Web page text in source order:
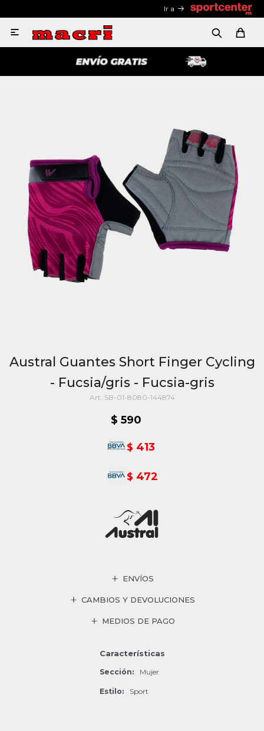
Ir a

Austral Guantes Short Finger Cycling
- Fucsia/gris - Fucsia-gris
SB-01-8080-144874
$ 590
$ 413
$ 472
ENVÍOS
CAMBIOS Y DEVOLUCIONES
MEDIOS DE PAGO
Características
Sección Mujer
Estilo Sport